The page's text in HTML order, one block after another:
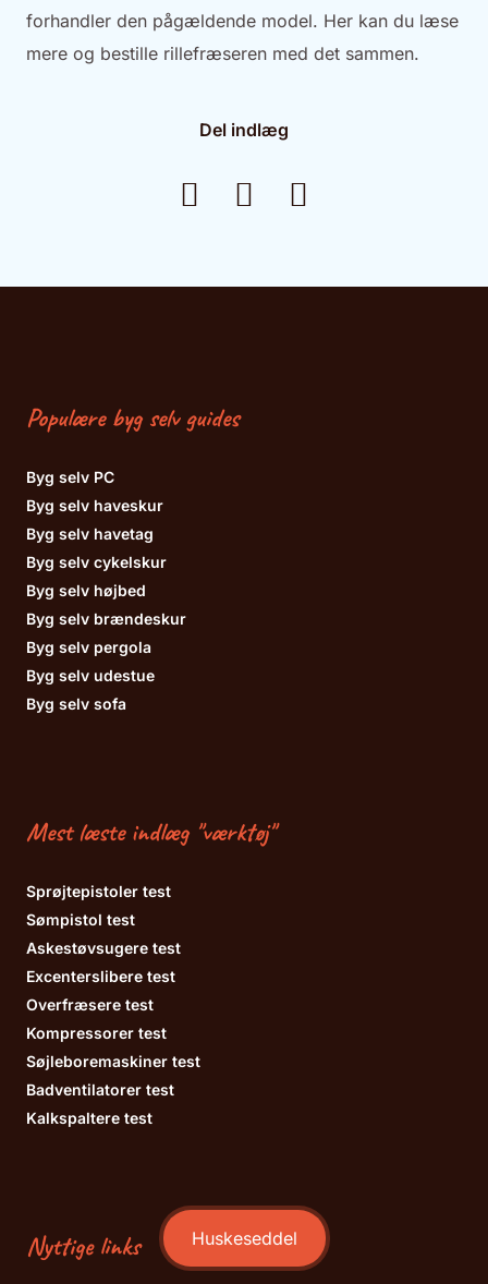
forhandler den pågældende model. Her kan du læse
mere og bestille rillefræseren med det sammen.
Del indlæg
Huskeseddel
Populære byg selv guides
Byg selv PC
Byg selv haveskur
Byg selv havetag
Byg selv cykelskur
Byg selv højbed
Byg selv brændeskur
Byg selv pergola
Byg selv udestue
Byg selv sofa
Mest læste indlæg "værktøj"
Sprøjtepistoler test
Sømpistol test
Askestøvsugere test
Excenterslibere test
Overfræsere test
Kompressorer test
Søjleboremaskiner test
Badventilatorer test
Kalkspaltere test
Nyttige links